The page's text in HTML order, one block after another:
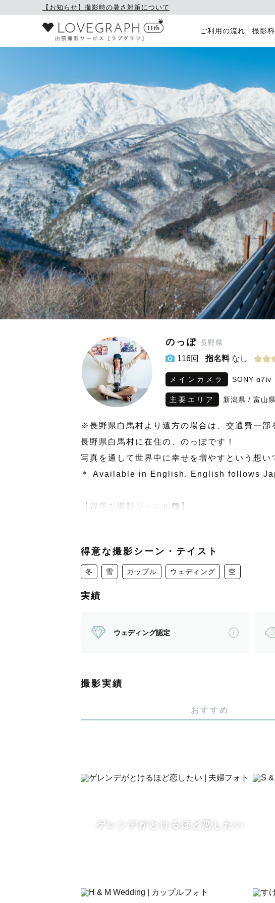
【お知らせ】撮影時の暑さ対策について
ご利用の流れ 撮影
のっぽ 長野県
116回 指名料なし
メインカメラ SONY α7ⅳ
主要エリア 新潟県 / 富山県
※長野県白馬村より遠方の場合は、交通費一部
長野県白馬村に在住の、のっぽです！
写真を通して世界中に幸せを増やすという想い
＊ Available in English. English follows
【得意な撮影ジャンル📷】
ウエディング・カップル・フレンド・ファミリ
経験があります！それぞれのゲストに合った撮
星空での撮影もお任せください☆彡
雪国でのカップルフォト、ファミリーフォトも
【撮影前~納品までの流れ】
ゲストの特徴やエピソードなどを伺い、ゲスト
ゲストのお好みのテイストを聞きながら仕上
得意な撮影シーン・テイスト
冬 雪 カップル ウェディング 空
実績
ウェディング認定
撮影実績
おすすめ
ゲレンデがとけるほど恋したい